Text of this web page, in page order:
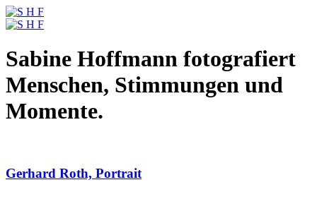
Sabine Hoffmann fotografiert
Menschen, Stimmungen und
Momente.
Gerhard Roth, Portrait